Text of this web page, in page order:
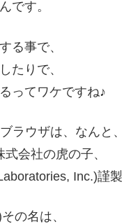
です。
る事で、
たりで、
ってワケですね♪
ラウザは、なんと、
会社の虎の子、
Inc.)謹製
の名は、